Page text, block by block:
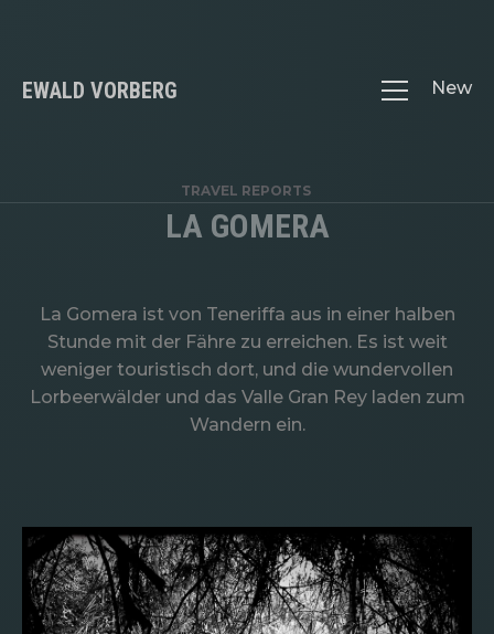
EWALD VORBERG New
TRAVEL REPORTS
LA GOMERA
La Gomera ist von Teneriffa aus in einer halben
Stunde mit der Fähre zu erreichen. Es ist weit
weniger touristisch dort, und die wundervollen
Lorbeerwälder und das Valle Gran Rey laden zum
Wandern ein.